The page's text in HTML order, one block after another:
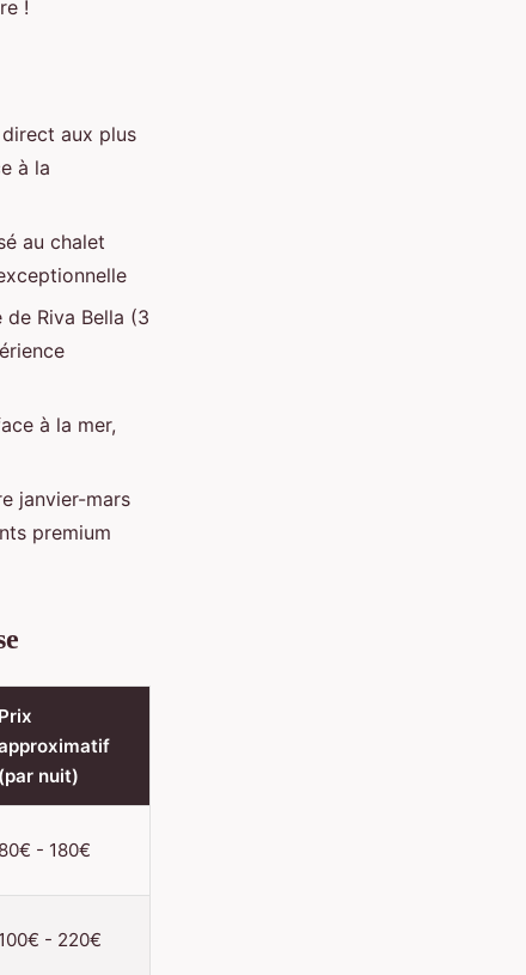
!
aux plus
à la
au chalet
Riva Bella (3
à la mer,
janvier-mars
premium
Prix
(par nuit)
80€ - 180€
100€ - 220€